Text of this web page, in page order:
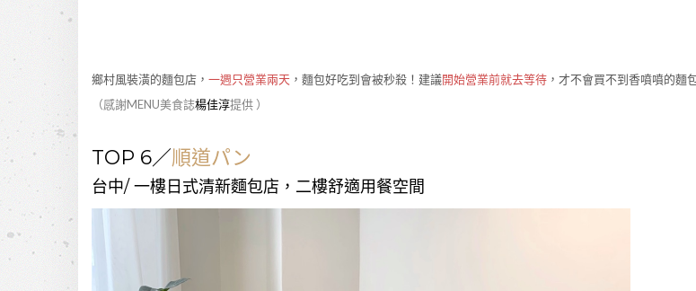
鄉村風裝潢的麵包店， 一週只營業兩天 ，麵包好吃到會被秒殺！建議開始營業前就去等待 ，才不會買不到香噴噴的麵
（感謝MENU美食誌楊佳淳提供 ）
TOP 6／順道パン
台中/ 一樓日式清新麵包店，二樓舒適用餐空間